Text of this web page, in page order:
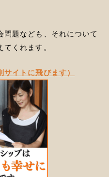
題なども、それについて
くれます。
サイトに飛びます）